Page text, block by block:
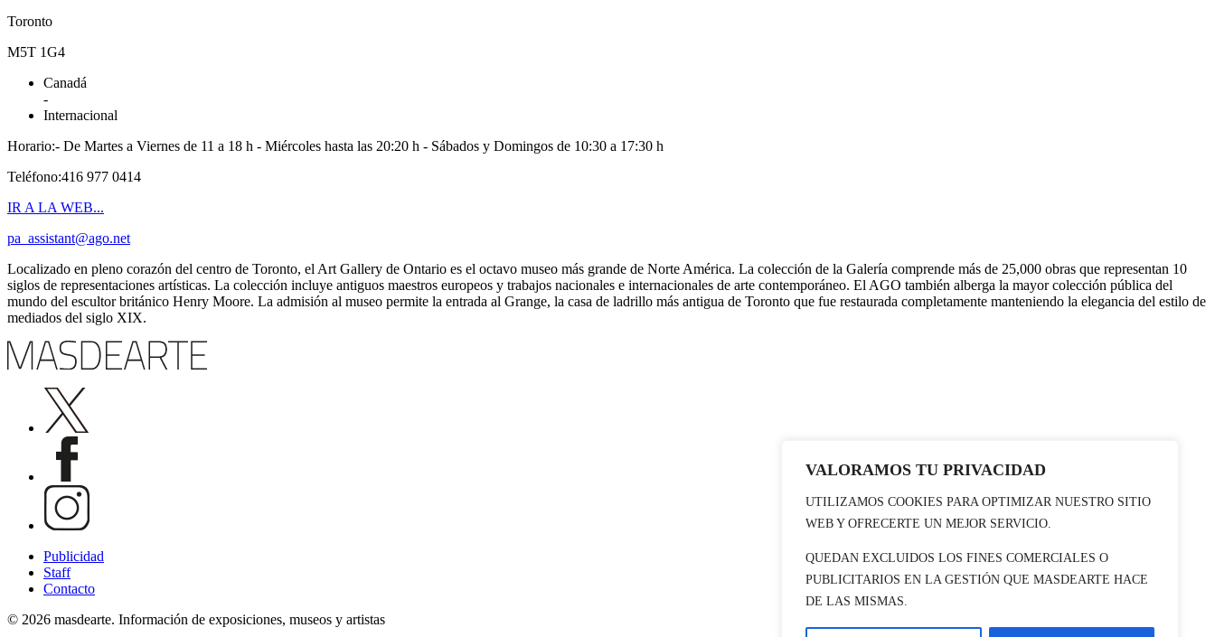
VALORAMOS TU PRIVACIDAD
UTILIZAMOS COOKIES PARA OPTIMIZAR NUESTRO SITIO
WEB Y OFRECERTE UN MEJOR SERVICIO.
QUEDAN EXCLUIDOS LOS FINES COMERCIALES O
PUBLICITARIOS EN LA GESTIÓN QUE MASDEARTE HACE
DE LAS MISMAS.
Toronto
M5T 1G4
Canadá
-
Internacional
Horario:- De Martes a Viernes de 11 a 18 h - Miércoles hasta las 20:20 h - Sábados y Domingos de 10:30 a 17:30 h
Teléfono:416 977 0414
IR A LA WEB...
pa_assistant@ago.net
Localizado en pleno corazón del centro de Toronto, el Art Gallery de Ontario es el octavo museo más grande de Norte América. La colección de la Galería comprende más de 25,000 obras que representan 10
siglos de representaciones artísticas. La colección incluye antiguos maestros europeos y trabajos nacionales e internacionales de arte contemporáneo. El AGO también alberga la mayor colección pública del
mundo del escultor británico Henry Moore. La admisión al museo permite la entrada al Grange, la casa de ladrillo más antigua de Toronto que fue restaurada completamente manteniendo la elegancia del estilo de
mediados del siglo XIX.
Publicidad
Staff
Contacto
© 2026 masdearte. Información de exposiciones, museos y artistas